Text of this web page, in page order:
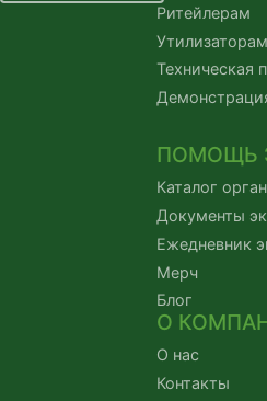
Ритейлерам
Утилизаторам
Техническая
ПОМОЩЬ
Каталог
Документы
Ежедневник
Мерч
Блог
О
О нас
Контакты